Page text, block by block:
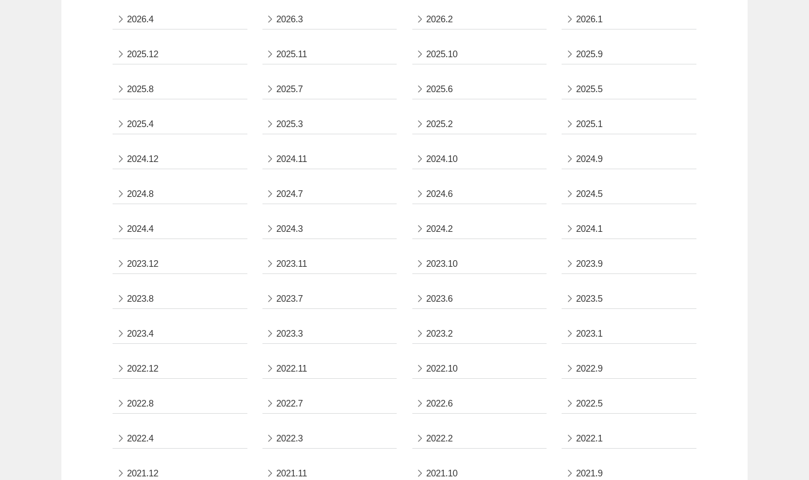
2026.4 2026.3 2026.2 2026.1
2025.12 2025.11 2025.10 2025.9
2025.8 2025.7 2025.6 2025.5
2025.4 2025.3 2025.2 2025.1
2024.12 2024.11 2024.10 2024.9
2024.8 2024.7 2024.6 2024.5
2024.4 2024.3 2024.2 2024.1
2023.12 2023.11 2023.10 2023.9
2023.8 2023.7 2023.6 2023.5
2023.4 2023.3 2023.2 2023.1
2022.12 2022.11 2022.10 2022.9
2022.8 2022.7 2022.6 2022.5
2022.4 2022.3 2022.2 2022.1
2021.12 2021.11 2021.10 2021.9